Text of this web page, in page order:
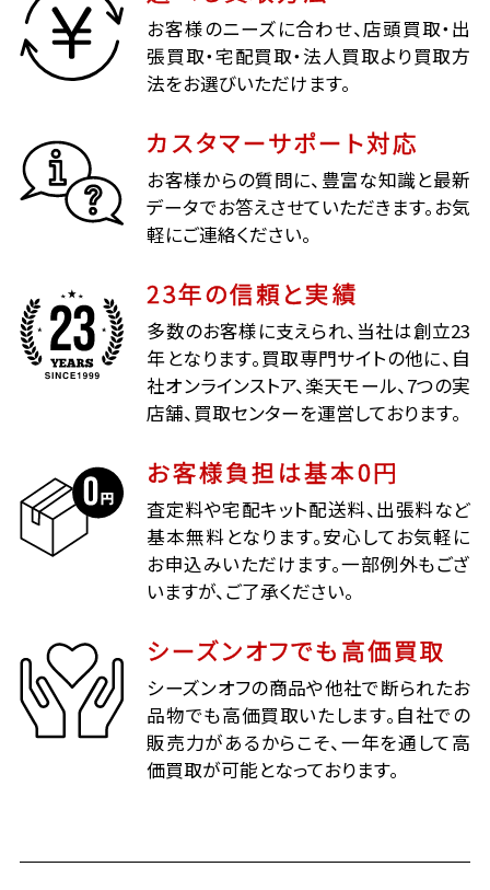
お客様のニーズに合わせ、店頭買取・出
張買取・宅配買取・法人買取より買取方
法をお選びいただけます。
カスタマーサポート対応
お客様からの質問に、豊富な知識と最新
データでお答えさせていただきます。お気
軽にご連絡ください。
23年の信頼と実績
多数のお客様に支えられ、当社は創立23
年となります。買取専門サイトの他に、自
社オンラインストア、楽天モール、7つの実
店舗、買取センターを運営しております。
お客様負担は基本0円
査定料や宅配キット配送料、出張料など
基本無料となります。安心してお気軽に
お申込みいただけます。一部例外もござ
いますが、ご了承ください。
シーズンオフでも高価買取
シーズンオフの商品や他社で断られたお
品物でも高価買取いたします。自社での
販売力があるからこそ、一年を通して高
価買取が可能となっております。